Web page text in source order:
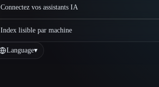
Connectez vos assistants IA
Index lisible par machine
Language▾